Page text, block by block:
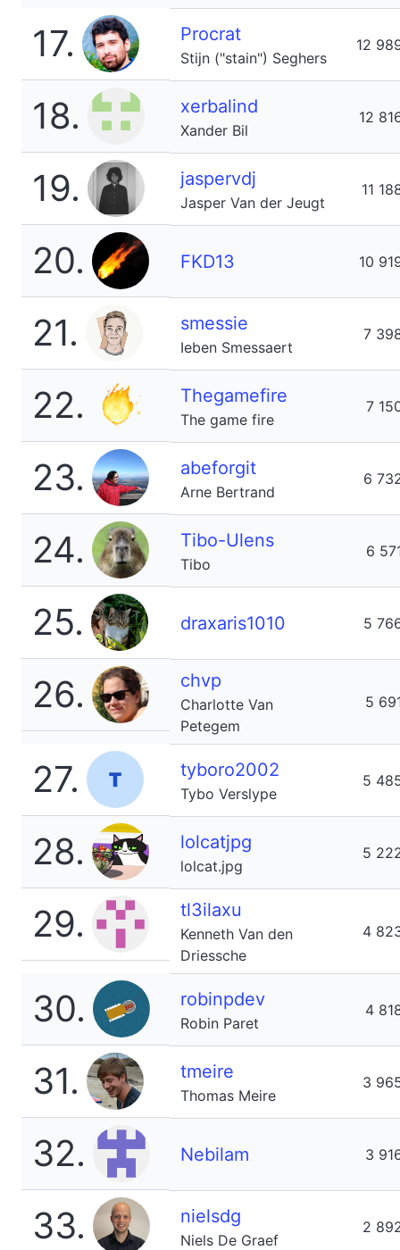
17. Procrat
Stijn ("stain") Seghers
12
18. xerbalind
Xander Bil
12
19. jaspervdj
Jasper Van der Jeugt
11
20. FKD13 10
21. smessie
Ieben Smessaert
7
22. Thegamefire
The game fire
7
23. abeforgit
Arne Bertrand
6
24. Tibo-Ulens
Tibo
6
25. draxaris1010 5
26. chvp
Charlotte Van
Petegem
5
27. tyboro2002
Tybo Verslype
5
28. lolcatjpg
lolcat.jpg
5
29. tl3ilaxu
Kenneth Van den
Driessche
4
30. robinpdev
Robin Paret
4
31. tmeire
Thomas Meire
3
32. Nebilam 3
33. nielsdg
Niels De Graef
2